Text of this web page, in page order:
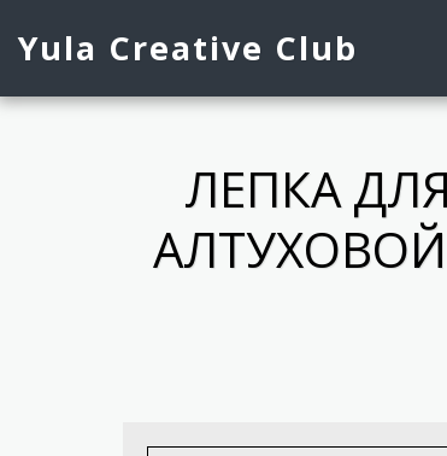
Yula Creative Club
ЛЕПКА